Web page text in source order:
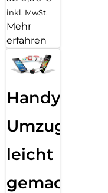
inkl. MwSt.
Mehr
erfahren
Handy
Umzug
leicht
gemacht!